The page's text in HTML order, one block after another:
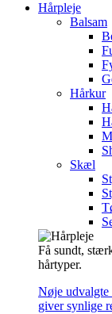
Hårpleje
Balsam
Hårkur
Skæl
Få sundt,
hårtyper.
Nøje udvalgte
giver synlige